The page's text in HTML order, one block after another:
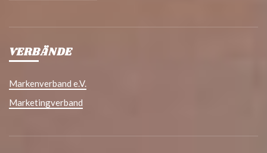
VERBÄNDE
Markenverband e.V.
Marketingverband